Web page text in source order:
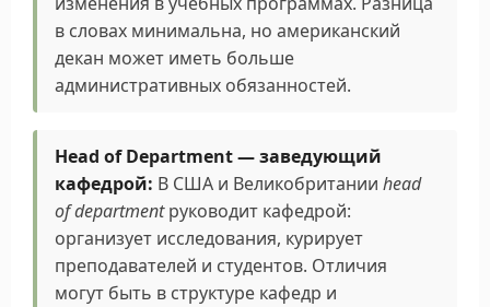
в словах минимальна, но американский
декан может иметь больше
административных обязанностей.
Head of Department — заведующий
кафедрой: В США и Великобритании head
of departmentруководит кафедрой:
организует исследования, курирует
преподавателей и студентов. Отличия
могут быть в структуре кафедр и